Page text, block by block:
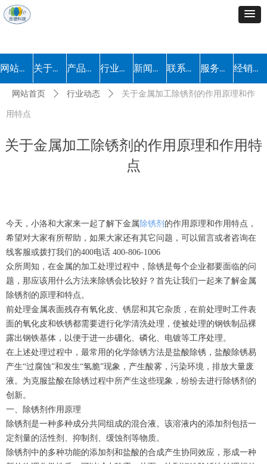
网站首页 关于我们 产品中心 行业解决方案 新闻中心 联系我们 服务流程 经销加盟
关于金属加工除锈剂的作用原理和作用特
点
网站首页 ꄲ 行业动态 ꄲ 关于金属加工除锈剂的作用原理和作
用特点
今天，小洛和大家来一起了解下金属 除锈剂 的作用原理和作用特点，
希望对大家有所帮助，如果大家还有其它问题，可以留言或者咨询在
线客服或拨打我们的400电话 400-806-1006
众所周知，在金属的加工处理过程中，除锈是每个企业都要面临的问
题，那应该用什么方法来除锈会比较好？首先让我们一起来了解金属
除锈剂的原理和特点。
前处理金属表面残存有氧化皮、锈层和其它杂质，在前处理时工件表
面的氧化皮和铁锈都需要进行化学清洗处理，使被处理的钢铁制品裸
露出钢铁基体，以便于进一步硼化、磷化、电镀等工序处理。
在上述处理过程中，最常用的化学除锈方法是盐酸除锈，盐酸除锈易
产生“过腐蚀”和发生“氢脆”现象，产生酸雾，污染环境，排放大量废
液。为克服盐酸在除锈过程中所产生这些现象，纷纷去进行除锈剂的
创新。
一、除锈剂作用原理
除锈剂是一种多种成分共同组成的混合液。该溶液内的添加剂包括一
定剂量的活性剂、抑制剂、缓蚀剂等物质。
除锈剂中的多种功能的添加剂和盐酸的合成产生协同效应，形成一种